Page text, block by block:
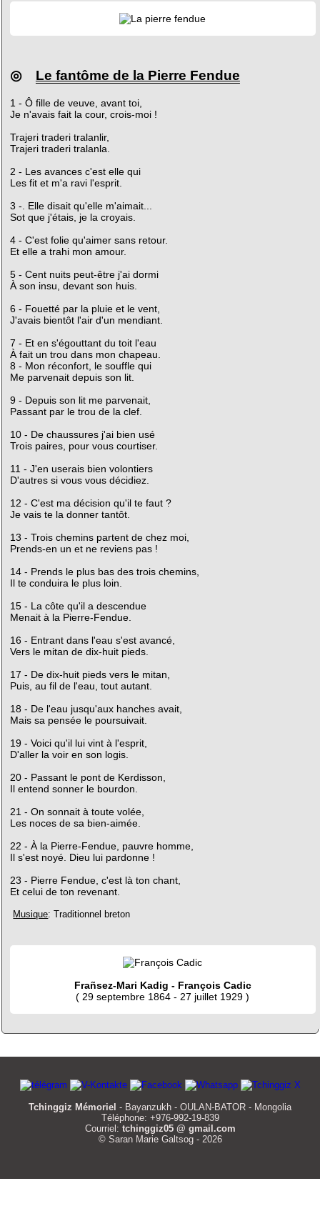
◎ Le fantôme de la Pierre Fendue
1 - Ô fille de veuve, avant toi,
Je n'avais fait la cour, crois-moi !
Trajeri traderi tralanlir,
Trajeri traderi tralanla.
2 - Les avances c'est elle qui
Les fit et m'a ravi l'esprit.
3 -. Elle disait qu'elle m'aimait...
Sot que j'étais, je la croyais.
4 - C'est folie qu'aimer sans retour.
Et elle a trahi mon amour.
5 - Cent nuits peut-être j'ai dormi
À son insu, devant son huis.
6 - Fouetté par la pluie et le vent,
J'avais bientôt l'air d'un mendiant.
7 - Et en s'égouttant du toit l'eau
À fait un trou dans mon chapeau.
8 - Mon réconfort, le souffle qui
Me parvenait depuis son lit.
9 - Depuis son lit me parvenait,
Passant par le trou de la clef.
10 - De chaussures j'ai bien usé
Trois paires, pour vous courtiser.
11 - J'en userais bien volontiers
D'autres si vous vous décidiez.
12 - C'est ma décision qu'il te faut ?
Je vais te la donner tantôt.
13 - Trois chemins partent de chez moi,
Prends-en un et ne reviens pas !
14 - Prends le plus bas des trois chemins,
Il te conduira le plus loin.
15 - La côte qu'il a descendue
Menait à la Pierre-Fendue.
16 - Entrant dans l'eau s'est avancé,
Vers le mitan de dix-huit pieds.
17 - De dix-huit pieds vers le mitan,
Puis, au fil de l'eau, tout autant.
18 - De l'eau jusqu'aux hanches avait,
Mais sa pensée le poursuivait.
19 - Voici qu'il lui vint à l'esprit,
D'aller la voir en son logis.
20 - Passant le pont de Kerdisson,
Il entend sonner le bourdon.
21 - On sonnait à toute volée,
Les noces de sa bien-aimée.
22 - À la Pierre-Fendue, pauvre homme,
Il s'est noyé. Dieu lui pardonne !
23 - Pierre Fendue, c'est là ton chant,
Et celui de ton revenant.
Musique: Traditionnel breton
Frañsez-Mari Kadig - François Cadic
( 29 septembre 1864 - 27 juillet 1929 )
Tchinggiz Mémoriel - Bayanzukh - OULAN-BATOR - Mongolia
Téléphone: +976-992-19-839
Courriel: tchinggiz05 @ gmail.com
© Saran Marie Galtsog - 2026